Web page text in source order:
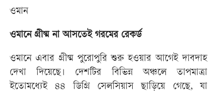
ওমান
ওমানে গ্রীষ্ম না আসতেই গরমের রেকর্ড
ওমানে এবার গ্রীষ্ম পুরোপুরি শুরু হওয়ার আগেই দাবদাহ
দেখা দিয়েছে। দেশটির বিভিন্ন অঞ্চলে তাপমাত্রা
ইতোমধ্যেই ৪৪ ডিগ্রি সেলসিয়াস ছাড়িয়ে গেছে, যা